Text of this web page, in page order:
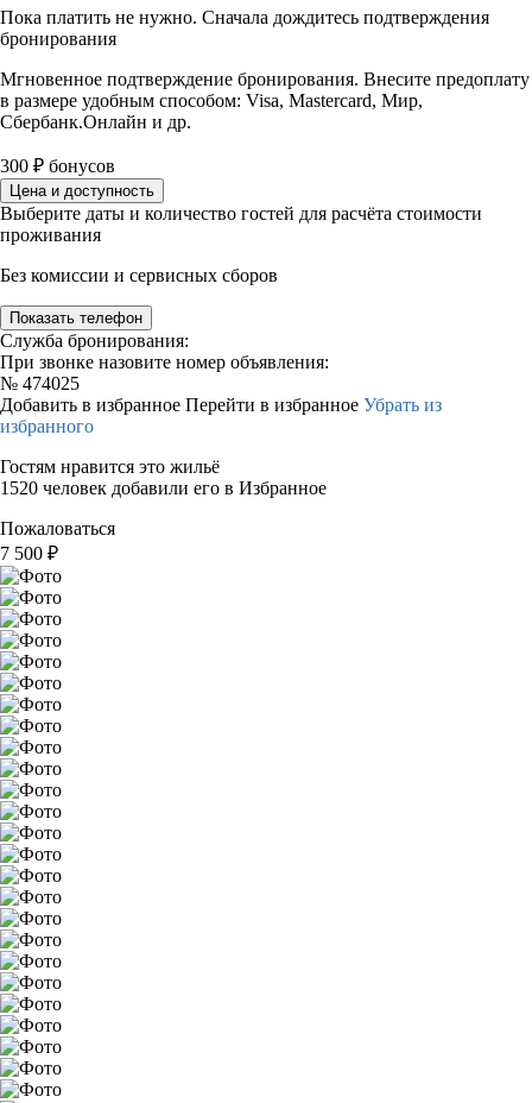
Пока платить не нужно. Сначала дождитесь подтверждения
бронирования
Мгновенное подтверждение бронирования. Внесите предоплату
в размере удобным способом: Visa, Mastercard, Мир,
Сбербанк.Онлайн и др.
300 ₽ бонусов
Цена и доступность
Выберите даты и количество гостей для расчёта стоимости
проживания
Без комиссии и сервисных сборов
Показать телефон
Служба бронирования:
При звонке назовите номер объявления:
№ 474025
Добавить в избранное Перейти в избранное Убрать из
избранного
Гостям нравится это жильё
1520 человек добавили его в Избранное
Пожаловаться
7 500 ₽